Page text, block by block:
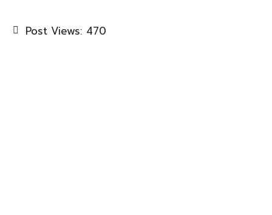
Post Views: 470